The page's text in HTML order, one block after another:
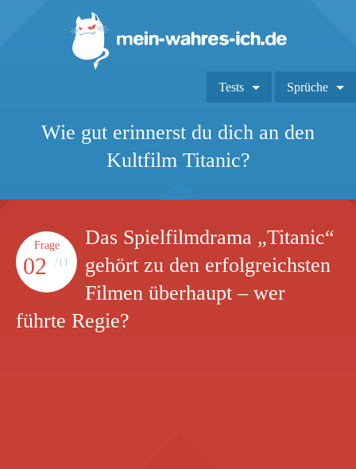
Tests Sprüche
Wie gut erinnerst du dich an den
Kultfilm Titanic?
Frage
02 /11
Das Spielfilmdrama „Titanic“
gehört zu den erfolgreichsten
Filmen überhaupt – wer
führte Regie?